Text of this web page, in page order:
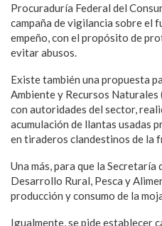
Procuraduría Federal del
campaña de vigilancia sobre el
empeño, con el propósito de
evitar abusos.
Existe también una propuesta
Ambiente y Recursos Naturales
con autoridades del sector,
acumulación de llantas usadas
en tiraderos clandestinos de la
Una más, para que la
Desarrollo Rural, Pesca y
producción y consumo de la
Igualmente, se pide establecer